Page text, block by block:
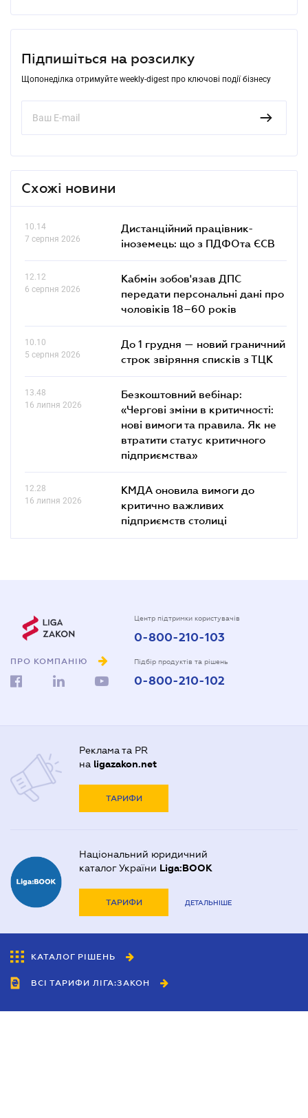
Підпишіться на розсилку
Щопонеділка отримуйте weekly-digest про ключові події бізнесу
Схожі новини
10.14
7 серпня 2026
Дистанційний працівник-
іноземець: що з ПДФОта ЄСВ
12.12
6 серпня 2026
Кабмін зобов'язав ДПС
передати персональні дані про
чоловіків 18–60 років
10.10
5 серпня 2026
До 1 грудня — новий граничний
строк звіряння списків з ТЦК
13.48
16 липня 2026
Безкоштовний вебінар:
«Чергові зміни в критичності:
нові вимоги та правила. Як не
втратити статус критичного
підприємства»
12.28
16 липня 2026
КМДА оновила вимоги до
критично важливих
підприємств столиці
ПРО КОМПАНІЮ
Центр підтримки користувачів
0-800-210-103
Підбір продуктів та рішень
0-800-210-102
Реклама та PR
на ligazakon.net
ТАРИФИ
Національний юридичний
каталог України Liga:BOOK
ТАРИФИ ДЕТАЛЬНІШЕ
КАТАЛОГ РІШЕНЬ
ВСІ ТАРИФИ ЛІГА:ЗАКОН